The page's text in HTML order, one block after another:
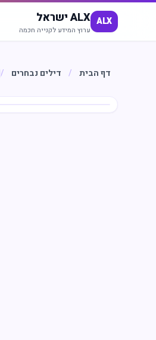
ALX ALX ישראל
ערוץ המידע לקנייה חכמה
דף הבית / דילים נבחרים /